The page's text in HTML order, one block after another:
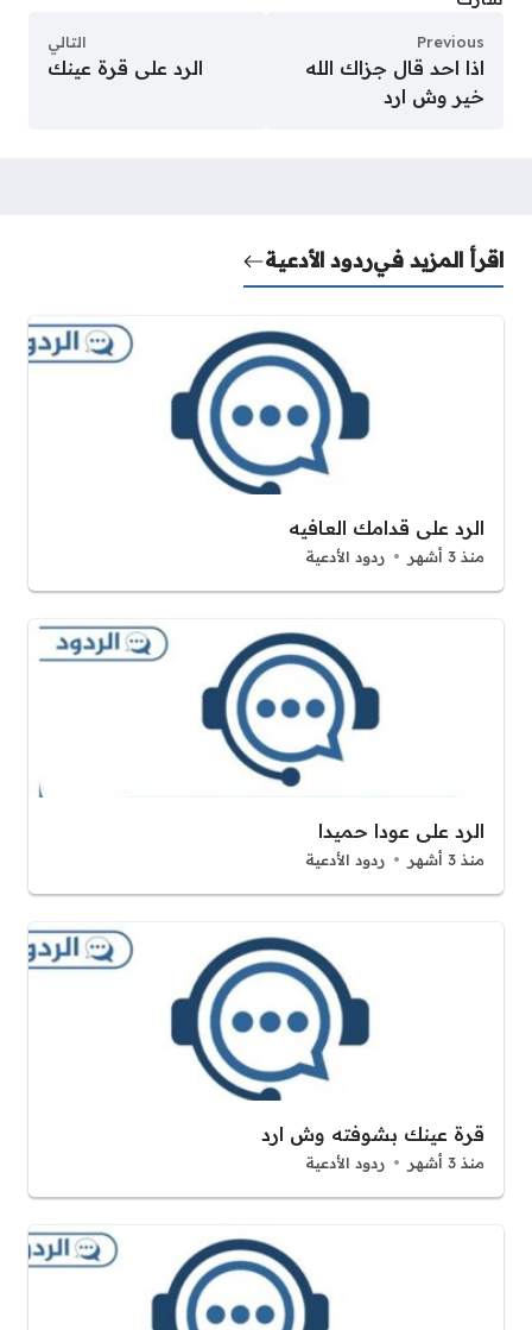
Previous
اذا احد قال جزاك الله
خير وش ارد
التالي
الرد على قرة عينك
اقرأ المزيد فيردود الأدعية
الرد على قدامك العافيه
منذ 3 أشهر ردود الأدعية
الرد على عودا حميدا
منذ 3 أشهر ردود الأدعية
قرة عينك بشوفته وش ارد
منذ 3 أشهر ردود الأدعية